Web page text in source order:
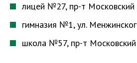
лицей №27, пр-т Московский
гимназия №1, ул.
школа №57, пр-т